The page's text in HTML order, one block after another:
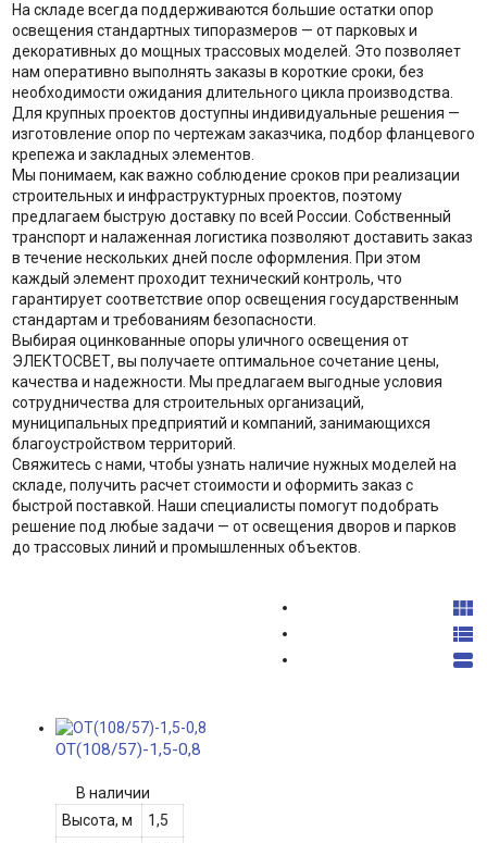
На складе всегда поддерживаются большие остатки опор
освещения стандартных типоразмеров — от парковых и
декоративных до мощных трассовых моделей. Это позволяет
нам оперативно выполнять заказы в короткие сроки, без
необходимости ожидания длительного цикла производства.
Для крупных проектов доступны индивидуальные решения —
изготовление опор по чертежам заказчика, подбор фланцевого
крепежа и закладных элементов.
Мы понимаем, как важно соблюдение сроков при реализации
строительных и инфраструктурных проектов, поэтому
предлагаем быструю доставку по всей России. Собственный
транспорт и налаженная логистика позволяют доставить заказ
в течение нескольких дней после оформления. При этом
каждый элемент проходит технический контроль, что
гарантирует соответствие опор освещения государственным
стандартам и требованиям безопасности.
Выбирая оцинкованные опоры уличного освещения от
ЭЛЕКТОСВЕТ, вы получаете оптимальное сочетание цены,
качества и надежности. Мы предлагаем выгодные условия
сотрудничества для строительных организаций,
муниципальных предприятий и компаний, занимающихся
благоустройством территорий.
Свяжитесь с нами, чтобы узнать наличие нужных моделей на
складе, получить расчет стоимости и оформить заказ с
быстрой поставкой. Наши специалисты помогут подобрать
решение под любые задачи — от освещения дворов и парков
до трассовых линий и промышленных объектов.



ОТ(108/57)-1,5-0,8
В наличии
Высота, м
1,5